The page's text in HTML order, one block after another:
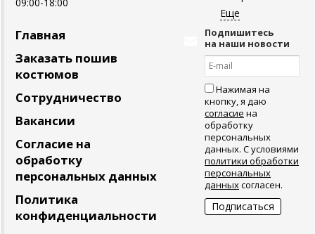
Главная
Заказать пошив
костюмов
Сотрудничество
Вакансии
Согласие на
обработку
персональных данных
Политика
конфиденциальности
Подпишитесь
на наши новости
Нажимая на
кнопку, я даю
согласие на
обработку
персональных
данных. С условиями
политики обработки
персональных
данныхсогласен.